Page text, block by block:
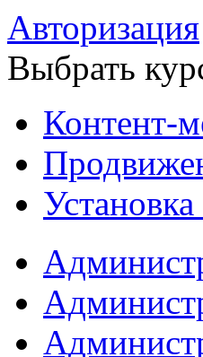
Авторизация
Выбрать
Контент-